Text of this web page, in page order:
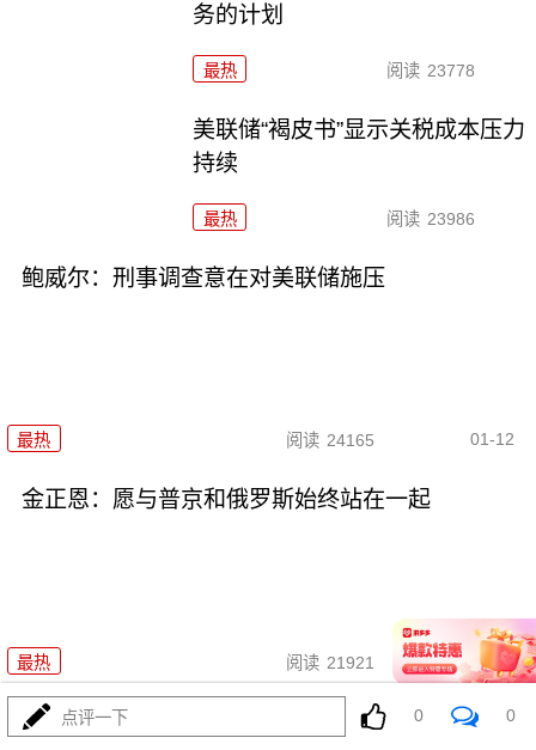
务的计划
最热 阅读 23778
美联储“褐皮书”显示关税成本压力
持续
最热 阅读 23986
鲍威尔：刑事调查意在对美联储施压
最热 阅读 24165 01-12
金正恩：愿与普京和俄罗斯始终站在一起
最热 阅读 21921 01-09
美国扣押俄罗斯油轮意欲何为
点评一下 0 0